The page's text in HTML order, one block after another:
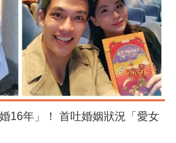
16年」！ 首吐婚姻狀況「愛女